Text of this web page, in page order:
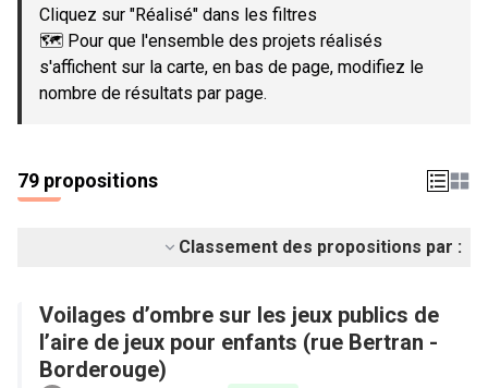
Cliquez sur "Réalisé" dans les filtres
🗺️ Pour que l'ensemble des projets réalisés
s'affichent sur la carte, en bas de page, modifiez le
nombre de résultats par page.
79 propositions
Classement des propositions par :
Voilages d’ombre sur les jeux publics de
l’aire de jeux pour enfants (rue Bertran -
Borderouge)